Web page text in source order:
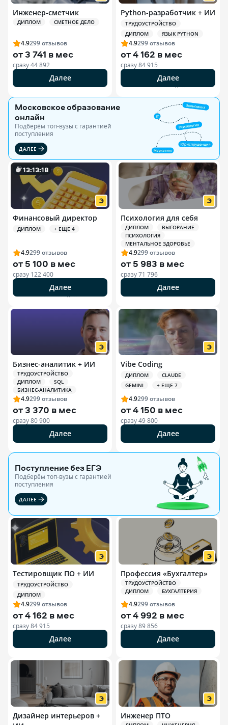
Инженер-сметчик
ДИПЛОМ СМЕТНОЕ ДЕЛО
4.9299отзывов
от3 741 в мес
сразу44 892
Далее
Python-разработчик + ИИ
ТРУДОУСТРОЙСТВО
ДИПЛОМ
ЯЗЫК PYTHON
4.9299отзывов
от4 162 в мес
сразу84 915
Далее
Московское образование
онлайн
Подберём топ-вузы c гарантией
поступления
ДАЛЕЕ
13:13:17
Финансовый директор
ДИПЛОМ + ЕЩЕ 4
4.9299отзывов
от 5 100 в мес
сразу 122 400
Далее
Психология для себя
ДИПЛОМ
ВЫГОРАНИЕ
ПСИХОЛОГИЯ
МЕНТАЛЬНОЕ ЗДОРОВЬЕ
4.9299отзывов
от 5 983 в мес
сразу71 796
Далее
Бизнес-аналитик + ИИ
ТРУДОУСТРОЙСТВО
ДИПЛОМ
SQL
БИЗНЕС-АНАЛИТИКА
4.9299отзывов
от3 370 в мес
сразу80 900
Далее
Vibe Coding
ДИПЛОМ
CLAUDE
GEMINI
+ ЕЩЕ 7
4.9299отзывов
от4 150 в мес
сразу49 800
Далее
Поступление без ЕГЭ
Подберём топ-вузы c гарантией
поступления
ДАЛЕЕ
Тестировщик ПО + ИИ
ТРУДОУСТРОЙСТВО
ДИПЛОМ
4.9299отзывов
от4 162 в мес
сразу84 915
Далее
Профессия «Бухгалтер»
ТРУДОУСТРОЙСТВО
ДИПЛОМ
БУХГАЛТЕРИЯ
4.9299отзывов
от4 992 в мес
сразу89 856
Далее
Дизайнер интерьеров +
Инженер ПТО